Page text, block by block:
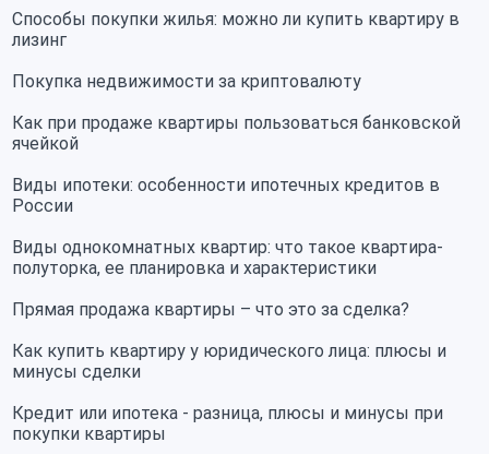
Способы покупки жилья: можно ли купить квартиру в
лизинг
Покупка недвижимости за криптовалюту
Как при продаже квартиры пользоваться банковской
ячейкой
Виды ипотеки: особенности ипотечных кредитов в
России
Виды однокомнатных квартир: что такое квартира-
полуторка, ее планировка и характеристики
Прямая продажа квартиры – что это за сделка?
Как купить квартиру у юридического лица: плюсы и
минусы сделки
Кредит или ипотека - разница, плюсы и минусы при
покупки квартиры